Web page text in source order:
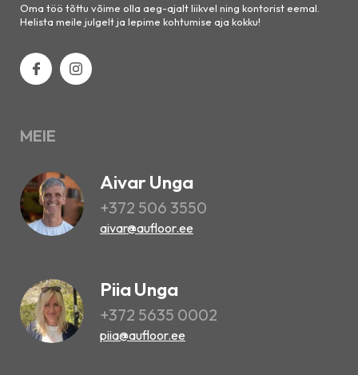
Oma töö tõttu võime olla aeg-ajalt liikvel ning kontorist eemal.
Helista meile julgelt ja lepime kohtumise aja kokku!
MEIE
Aivar Unga
+372 506 3550
aivar@aufloor.ee
Piia Unga
+372 5635 0002
piia@aufloor.ee